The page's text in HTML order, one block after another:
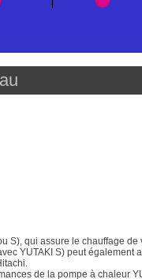
S), qui assure le chauffage de
YUTAKI S) peut également
de la pompe à chaleur